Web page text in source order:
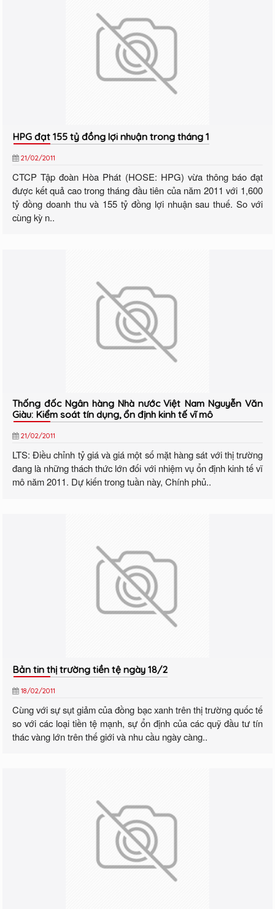
HPG đạt 155 tỷ đồng lợi nhuận trong tháng 1
21/02/2011
CTCP Tập đoàn Hòa Phát (HOSE: HPG) vừa thông báo đạt
được kết quả cao trong tháng đầu tiên của năm 2011 với 1,600
tỷ đồng doanh thu và 155 tỷ đồng lợi nhuận sau thuế. So với
cùng kỳ n..
Thống đốc Ngân hàng Nhà nước Việt Nam Nguyễn Văn
Giàu: Kiểm soát tín dụng, ổn định kinh tế vĩ mô
21/02/2011
LTS: Điều chỉnh tỷ giá và giá một số mặt hàng sát với thị trường
đang là những thách thức lớn đối với nhiệm vụ ổn định kinh tế vĩ
mô năm 2011. Dự kiến trong tuần này, Chính phủ..
Bản tin thị trường tiền tệ ngày 18/2
18/02/2011
Cùng với sự sụt giảm của đồng bạc xanh trên thị trường quốc tế
so với các loại tiền tệ mạnh, sự ổn định của các quỹ đầu tư tín
thác vàng lớn trên thế giới và nhu cầu ngày càng..